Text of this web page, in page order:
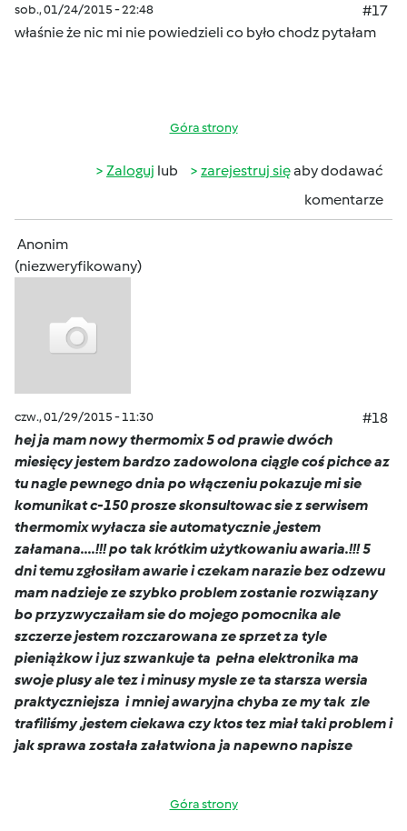
sob., 01/24/2015 - 22:48
#17
właśnie że nic mi nie powiedzieli co było chodz pytałam
Góra strony
Zaloguj lub zarejestruj sięaby dodawać
komentarze
Anonim
(niezweryfikowany)
czw., 01/29/2015 - 11:30
#18
hej ja mam nowy thermomix 5 od prawie dwóch
miesięcy jestem bardzo zadowolona ciągle coś pichce az
tu nagle pewnego dnia po włączeniu pokazuje mi sie
komunikat c-150 prosze skonsultowac sie z serwisem
thermomix wyłacza sie automatycznie ,jestem
załamana....!!! po tak krótkim użytkowaniu awaria.!!! 5
dni temu zgłosiłam awarie i czekam narazie bez odzewu
mam nadzieje ze szybko problem zostanie rozwiązany
bo przyzwyczaiłam sie do mojego pomocnika ale
szczerze jestem rozczarowana ze sprzet za tyle
pieniążkow i juz szwankuje ta pełna elektronika ma
swoje plusy ale tez i minusy mysle ze ta starsza wersia
praktyczniejsza i mniej awaryjna chyba ze my tak zle
trafiliśmy ,jestem ciekawa czy ktos tez miał taki problem i
jak sprawa została załatwiona ja napewno napisze
Góra strony